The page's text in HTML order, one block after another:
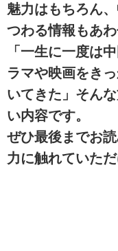
魅力はもちろん
つわる情報もあ
「一生に一度は
ラマや映画をき
いてきた」 そん
い内容です。
ぜひ最後までお
力に触れていた